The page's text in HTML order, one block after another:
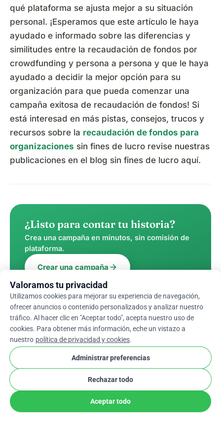
qué plataforma se ajusta mejor a su situación
personal. ¡Esperamos que este artículo le haya
ayudado e informado sobre las diferencias y
similitudes entre la recaudación de fondos por
crowdfunding y persona a persona y que le haya
ayudado a decidir la mejor opción para su
organización para que pueda comenzar una
campaña exitosa de recaudación de fondos! Si
está interesad en más pistas, consejos, trucos y
recursos sobre la recaudación de fondos para
organizaciones sin fines de lucro revise nuestras
publicaciones en el blog sin fines de lucro aquí.
¿Listo para contar tu historia?
Crea una campaña en minutos, sin comisión de
plataforma.
Crear una campaña arrow_forward
Niels Corver
director of WhyDonate. After years of
working in the non-profit sector, he
decided in 2012 to found WhyDonate
with the vision of making online
Valoramos tu privacidad
Utilizamos cookies para mejorar su experiencia de navegación,
ofrecer anuncios o contenido personalizados y analizar nuestro
tráfico. Al hacer clic en "Aceptar todo", acepta nuestro uso de
cookies. Para obtener más información, eche un vistazo a
nuestro política de privacidad y cookies.
Administrar preferencias
Rechazar todo
Aceptar todo